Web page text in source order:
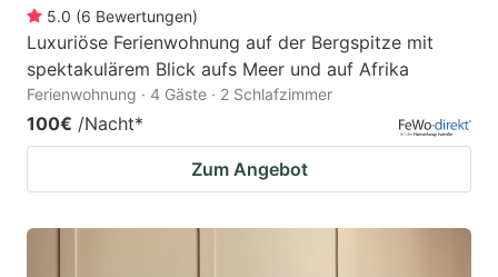
5.0 (6 Bewertungen)
Luxuriöse Ferienwohnung auf der Bergspitze mit
spektakulärem Blick aufs Meer und auf Afrika
Ferienwohnung · 4 Gäste · 2 Schlafzimmer
100€ /Nacht*
Zum Angebot